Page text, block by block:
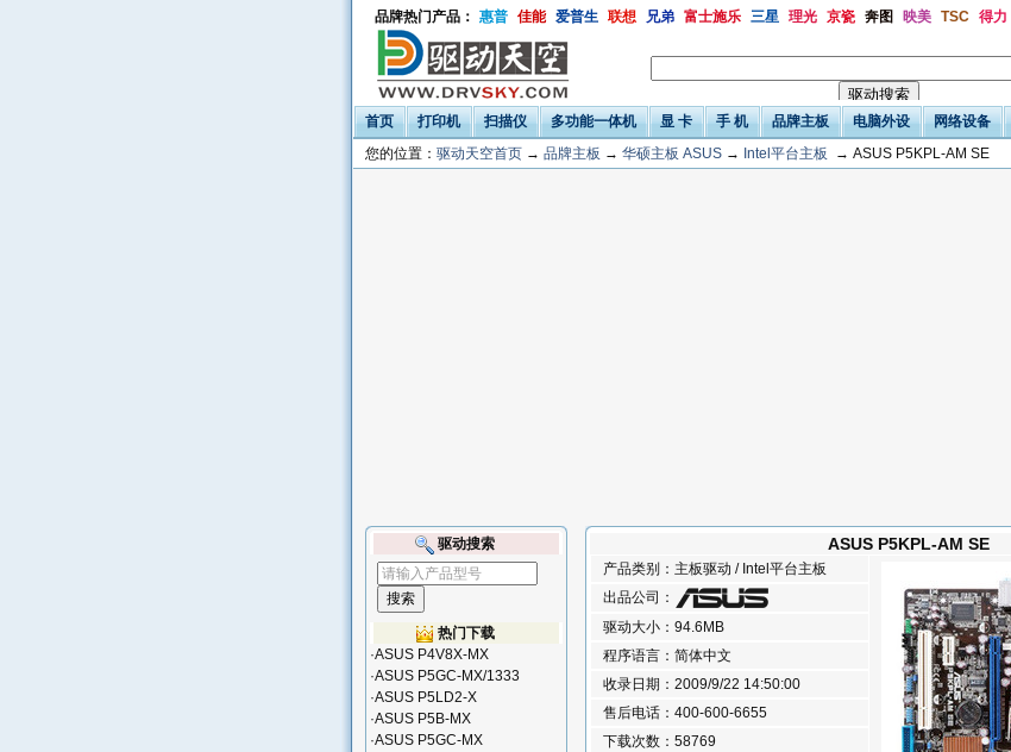
品牌热门产品： 惠普 佳能 爱普生 联想 兄弟 富士施乐 三星 理光 京瓷 奔图 映美 TSC 得力
首页 打印机 扫描仪 多功能一体机 显 卡 手 机 品牌主板 电脑外设 网络设备
您的位置： 驱动天空首页 → 品牌主板 → 华硕主板 ASUS → Intel平台主板 → ASUS P5KPL-AM SE
ASUS P5KPL-AM SE
产品类别：主板驱动 / Intel平台主板
出品公司：
驱动大小：94.6MB
程序语言：简体中文
收录日期：2009/9/22 14:50:00
售后电话：400-600-6655
下载次数：58769
驱动搜索
热门下载
·ASUS P4V8X-MX
·ASUS P5GC-MX/1333
·ASUS P5LD2-X
·ASUS P5B-MX
·ASUS P5GC-MX